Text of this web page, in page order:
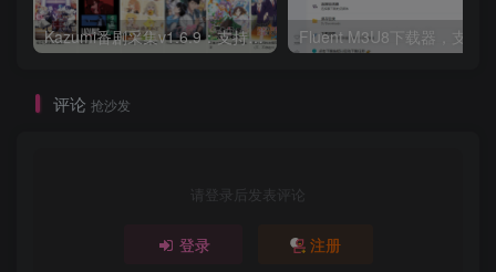
Kazumi番剧采集v1.6.9：支持自定义规则+在线观看+弹幕，跨平台下载 Fluent M3U8下载器，支持
评论 抢沙发
请登录后发表评论
登录 注册